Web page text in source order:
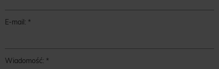
E-mail:
Wiadomość: